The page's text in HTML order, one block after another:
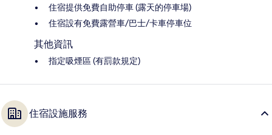
住宿提供免費自助停車 (露天的停車場)
住宿設有免費露營車/巴士/卡車停車位
其他資訊
指定吸煙區 (有罰款規定)
住宿設施服務